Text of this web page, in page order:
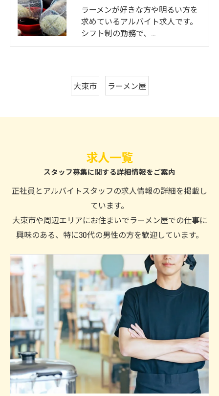
ラーメンが好きな方や明るい方を
求めているアルバイト求人です。
シフト制の勤務で、…
大東市 ラーメン屋
スタッフ募集に関する詳細情報をご案内
求人一覧
正社員とアルバイトスタッフの求人情報の詳細を掲載し
ています。
大東市や周辺エリアにお住まいでラーメン屋での仕事に
興味のある、特に30代の男性の方を歓迎しています。